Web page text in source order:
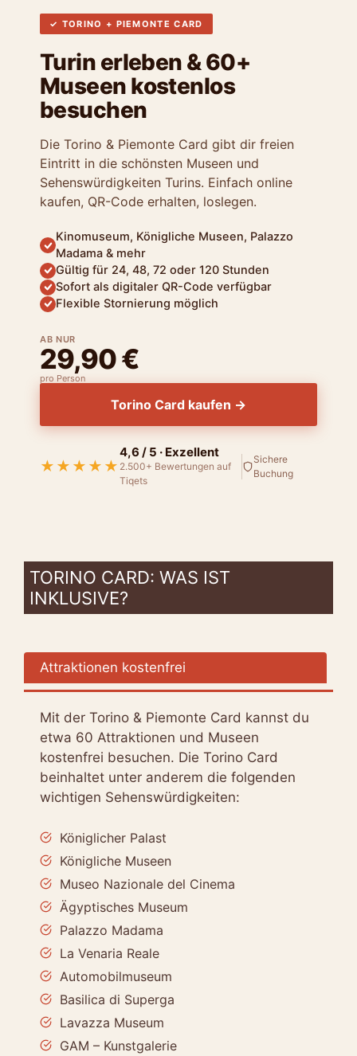
✓ TORINO + PIEMONTE CARD
Turin erleben & 60+
Museen kostenlos
besuchen
Die Torino & Piemonte Card gibt dir freien
Eintritt in die schönsten Museen und
Sehenswürdigkeiten Turins. Einfach online
kaufen, QR-Code erhalten, loslegen.
Kinomuseum, Königliche Museen, Palazzo
Madama & mehr
Gültig für 24, 48, 72 oder 120 Stunden
Sofort als digitaler QR-Code verfügbar
Flexible Stornierung möglich
AB NUR
29,90 €
pro Person
Torino Card kaufen →
★★★★★
4,6 / 5 · Exzellent
2.500+ Bewertungen auf
Tiqets
Sichere
Buchung
TORINO CARD: WAS IST
INKLUSIVE?
Attraktionen kostenfrei
Mit der Torino & Piemonte Card kannst du
etwa 60 Attraktionen und Museen
kostenfrei besuchen. Die Torino Card
beinhaltet unter anderem die folgenden
wichtigen Sehenswürdigkeiten:
Königlicher Palast
Königliche Museen
Museo Nazionale del Cinema
Ägyptisches Museum
Palazzo Madama
La Venaria Reale
Automobilmuseum
Basilica di Superga
Lavazza Museum
GAM – Kunstgalerie